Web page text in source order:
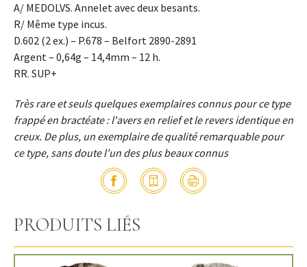
A/ MEDOLVS. Annelet avec deux besants.
R/ Même type incus.
D.602 (2 ex.) – P.678 – Belfort 2890-2891
Argent – 0,64g – 14,4mm – 12 h.
RR. SUP+
Très rare et seuls quelques exemplaires connus pour ce type
frappé en bractéate : l'avers en relief et le revers identique en
creux. De plus, un exemplaire de qualité remarquable pour
ce type, sans doute l'un des plus beaux connus
PRODUITS LIÉS